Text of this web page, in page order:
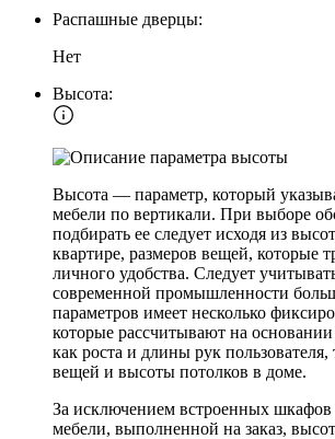
Распашные дверцы:
Нет
Высота:
Высота — параметр, который
мебели по вертикали. При выборе
подбирать ее следует исходя из
квартире, размеров вещей, которые
личного удобства. Следует
современной промышленности
параметров имеет несколько
которые рассчитывают на
как роста и длины рук пользователя,
вещей и высоты потолков в доме.
За исключением встроенных шкафов
мебели, выполненной на заказ,